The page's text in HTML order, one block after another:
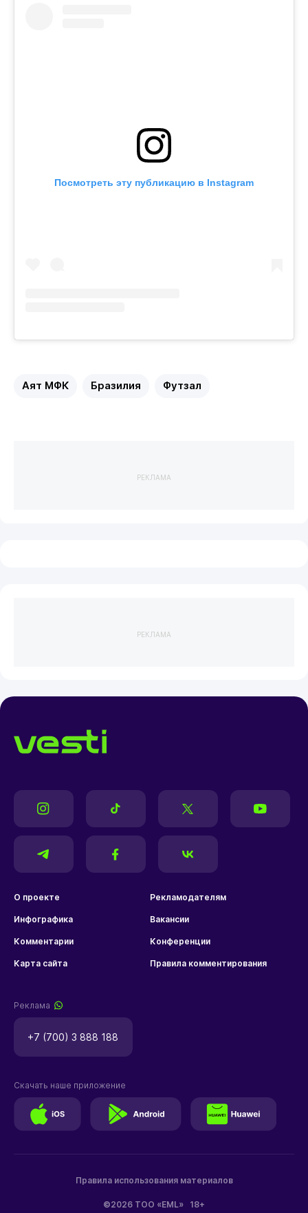
Посмотреть эту публикацию в Instagram
Аят МФК Бразилия Футзал
РЕКЛАМА
РЕКЛАМА
О проекте Рекламодателям
Инфографика Вакансии
Комментарии Конференции
Карта сайта Правила комментирования
Реклама
+7 (700) 3 888 188
©2026 ТОО «EML» 18+
Правила использования материалов
Скачать наше приложение